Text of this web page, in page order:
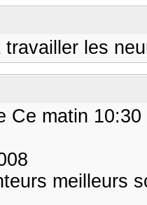
les
Ce matin 10:30
meilleurs